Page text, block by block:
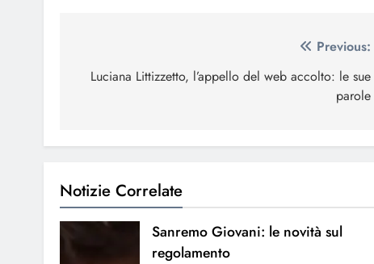
articoli
Previous:
Luciana Littizzetto, l’appello del web accolto: le sue
parole
Notizie Correlate
Sanremo Giovani: le novità sul
regolamento